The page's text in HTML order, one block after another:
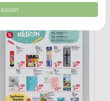
Union weitergegeben und in die